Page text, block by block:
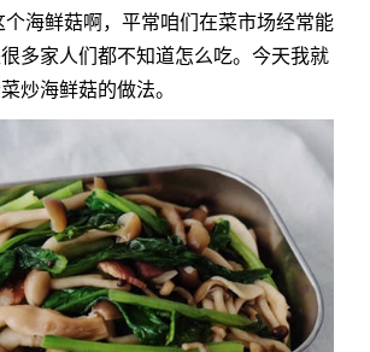
个海鲜菇啊，平常咱们在菜市场经常能
多家人们都不知道怎么吃。今天我就
炒海鲜菇的做法。